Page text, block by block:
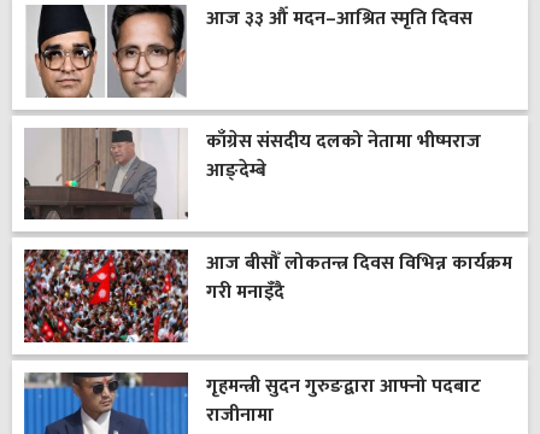
आज ३३ औँ मदन–आश्रित स्मृति दिवस
काँग्रेस संसदीय दलको नेतामा भीष्मराज
आङ्देम्बे
आज बीसौँ लोकतन्त्र दिवस विभिन्न कार्यक्रम
गरी मनाइँदै
गृहमन्त्री सुदन गुरुङद्वारा आफ्नो पदबाट
राजीनामा